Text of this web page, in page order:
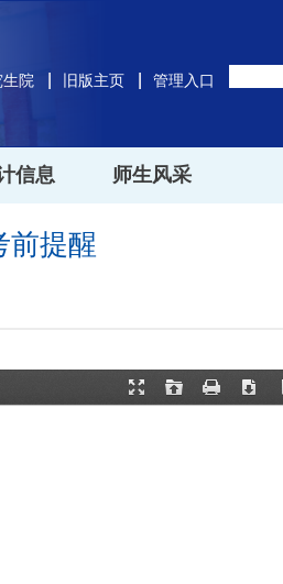
生院 旧版主页 管理入口
信息 师生风采
前提醒